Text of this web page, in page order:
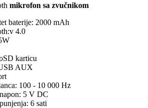
mikrofon sa zvučnikom
baterije: 2000 mAh
4.0
karticu
AUX
100 - 10 000 Hz
5 V DC
6 sati